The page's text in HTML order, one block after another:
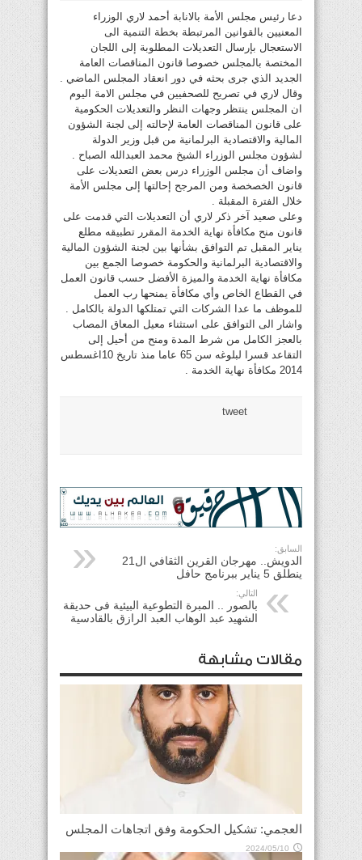
دعا رئيس مجلس الأمة بالانابة أحمد لاري الوزراء
المعنيين بالقوانين المرتبطة بخطة التنمية الى
الاستعجال بإرسال التعديلات المطلوبة إلى اللجان
المختصة بالمجلس خصوصا قانون المناقصات العامة
الجديد الذي جرى بحثه في دور انعقاد المجلس الماضي .
وقال لاري في تصريح للصحفيين في مجلس الامة اليوم
ان المجلس ينتظر وجهات النظر والتعديلات الحكومية
على قانون المناقصات العامة لإحالته إلى لجنة الشؤون
المالية والاقتصادية البرلمانية من قبل وزير الدولة
لشؤون مجلس الوزراء الشيخ محمد العبدالله الصباح .
واضاف أن مجلس الوزراء درس بعض التعديلات على
قانون الخصخصة ومن المرجح إحالتها إلى مجلس الأمة
خلال الفترة المقبلة .
وعلى صعيد آخر ذكر لاري أن التعديلات التي قدمت على
قانون منح مكافأة نهاية الخدمة المقرر تطبيقه مطلع
يناير المقبل تم التوافق بشأنها بين لجنة الشؤون المالية
والاقتصادية البرلمانية والحكومة خصوصا الجمع بين
مكافأة نهاية الخدمة والميزة الأفضل حسب قانون العمل
في القطاع الخاص وأي مكافأة يمنحها رب العمل
للموظف ما عدا الشركات التي تمتلكها الدولة بالكامل .
واشار الى التوافق على استثناء معيل المعاق المصاب
بالعجز الكامل من شرط المدة ومنح من أحيل إلى
التقاعد قسرا لبلوغه سن 65 عاما منذ تاريخ 10اغسطس
2014 مكافأة نهاية الخدمة .
tweet
السابق:
الدويش.. مهرجان القرين الثقافي ال21
ينطلق 5 يناير ببرنامج حافل
التالي:
بالصور .. المبرة التطوعية البيئية فى حديقة
الشهيد عبد الوهاب العبد الرازق بالقادسية
مقالات مشابهة
العجمي: تشكيل الحكومة وفق اتجاهات المجلس
2024/05/10